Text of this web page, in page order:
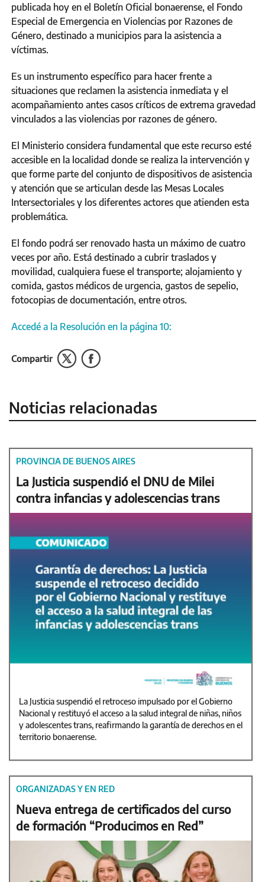
publicada hoy en el Boletín Oficial bonaerense, el Fondo
Especial de Emergencia en Violencias por Razones de
Género, destinado a municipios para la asistencia a
víctimas.
Es un instrumento específico para hacer frente a
situaciones que reclamen la asistencia inmediata y el
acompañamiento antes casos críticos de extrema gravedad
vinculados a las violencias por razones de género.
El Ministerio considera fundamental que este recurso esté
accesible en la localidad donde se realiza la intervención y
que forme parte del conjunto de dispositivos de asistencia
y atención que se articulan desde las Mesas Locales
Intersectoriales y los diferentes actores que atienden esta
problemática.
El fondo podrá ser renovado hasta un máximo de cuatro
veces por año. Está destinado a cubrir traslados y
movilidad, cualquiera fuese el transporte; alojamiento y
comida, gastos médicos de urgencia, gastos de sepelio,
fotocopias de documentación, entre otros.
Accedé a la Resolución en la página 10:
Compartir
Noticias relacionadas
PROVINCIA DE BUENOS AIRES
La Justicia suspendió el DNU de Milei
contra infancias y adolescencias trans
La Justicia suspendió el retroceso impulsado por el Gobierno
Nacional y restituyó el acceso a la salud integral de niñas, niños
y adolescentes trans, reafirmando la garantía de derechos en el
territorio bonaerense.
ORGANIZADAS Y EN RED
Nueva entrega de certificados del curso
de formación “Producimos en Red”